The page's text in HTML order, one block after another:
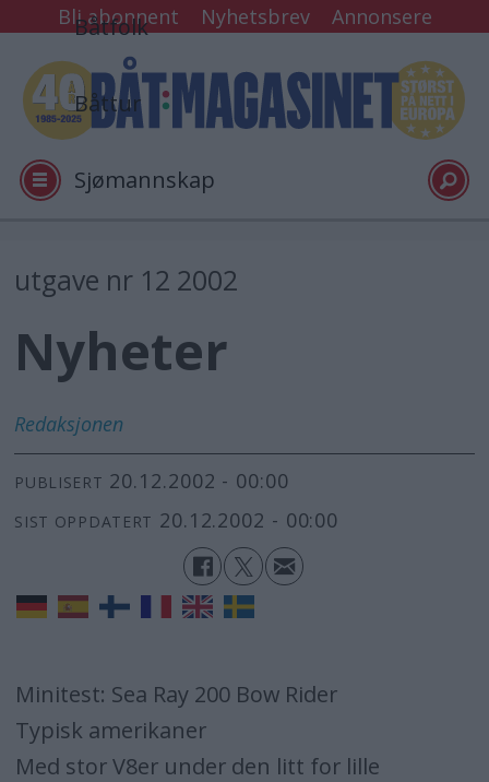
Bli abonnent Nyhetsbrev Annonsere
Båtfolk
Båttur
Sjømannskap
Arkiv
Logg inn
utgave nr 12 2002
Nyheter
Redaksjonen
PUBLISERT 20.12.2002 - 00:00
SIST OPPDATERT 20.12.2002 - 00:00
Minitest: Sea Ray 200 Bow Rider
Typisk amerikaner
Med stor V8er under den litt for lille